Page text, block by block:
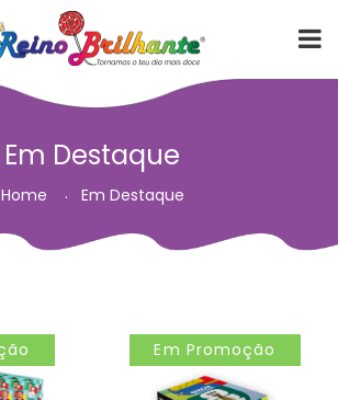
Em Destaque
Home Em Destaque
Em Promoção